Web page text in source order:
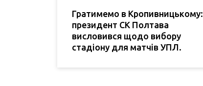
Гратимемо в Кропивницькому:
президент СК Полтава
висловився щодо вибору
стадіону для матчів УПЛ.